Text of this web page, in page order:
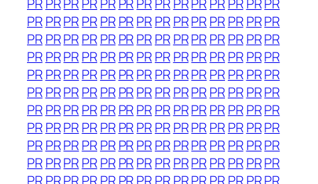
PRPRPRPRPR PRPRPRPRPRPRPR PRPR
PRPRPRPRPR PRPRPRPRPRPRPR PRPR
PRPRPRPRPR PRPRPRPRPRPRPR PRPR
PRPRPRPRPR PRPRPRPRPRPRPR PRPR
PRPRPRPRPR PRPRPRPRPRPRPR PRPR
PRPRPRPRPR PRPRPRPRPRPRPR PRPR
PRPRPRPRPR PRPRPRPRPRPRPR PRPR
PRPRPRPRPR PRPRPRPRPRPRPR PRPR
PRPRPRPRPR PRPRPRPRPRPRPR PRPR